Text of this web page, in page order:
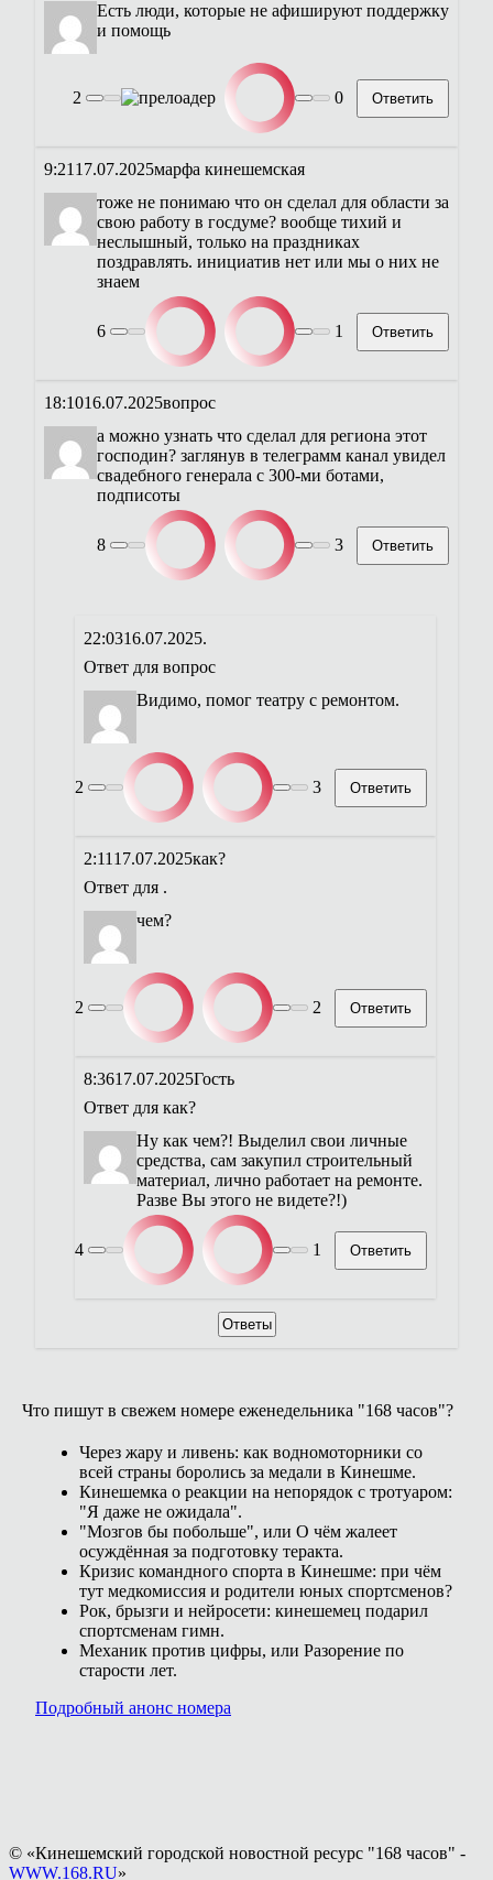
Есть люди, которые не афишируют поддержку
и помощь
2 0 Ответить
9:21 17.07.2025марфа кинешемская
тоже не понимаю что он сделал для области за
свою работу в госдуме? вообще тихий и
неслышный, только на праздниках
поздравлять. инициатив нет или мы о них не
знаем
6 1 Ответить
18:1016.07.2025вопрос
а можно узнать что сделал для региона этот
господин? заглянув в телеграмм канал увидел
свадебного генерала с 300-ми ботами,
подписоты
8 3 Ответить
22:0316.07.2025.
Ответ для вопрос
Видимо, помог театру с ремонтом.
2 3 Ответить
2:11 17.07.2025как?
Ответ для .
чем?
2 2 Ответить
8:3617.07.2025Гость
Ответ для как?
Ну как чем?! Выделил свои личные
средства, сам закупил строительный
материал, лично работает на ремонте.
Разве Вы этого не видете?!)
4 1 Ответить
Ответы
Что пишут в свежем номере еженедельника "168 часов"?
Через жару и ливень: как водномоторники со
всей страны боролись за медали в Кинешме.
Кинешемка о реакции на непорядок с тротуаром:
"Я даже не ожидала".
"Мозгов бы побольше", или О чём жалеет
осуждённая за подготовку теракта.
Кризис командного спорта в Кинешме: при чём
тут медкомиссия и родители юных спортсменов?
Рок, брызги и нейросети: кинешемец подарил
спортсменам гимн.
Механик против цифры, или Разорение по
старости лет.
Подробный анонс номера
© «Кинешемский городской новостной ресурс "168 часов" -
WWW.168.RU»